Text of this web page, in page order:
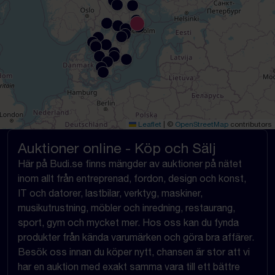
Leaflet © OpenStreetMap contributors
Auktioner online - Köp och Sälj
Här på Budi.se finns mängder av auktioner på nätet
inom allt från entreprenad, fordon, design och konst,
IT och datorer, lastbilar, verktyg, maskiner,
musikutrustning, möbler och inredning, restaurang,
sport, gym och mycket mer. Hos oss kan du fynda
produkter från kända varumärken och göra bra affärer.
Besök oss innan du köper nytt, chansen är stor att vi
har en auktion med exakt samma vara till ett bättre